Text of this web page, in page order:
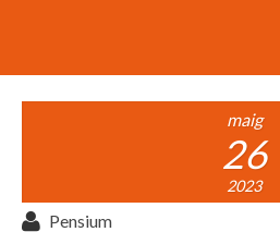
maig
26
2023
Pensium